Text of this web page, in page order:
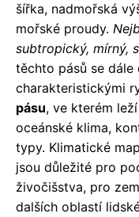
šířka, nadmořská
mořské proudy.
subtropický, mírný,
těchto pásů se
charakteristickými
pásu, ve kterém
oceánské klima,
typy. Klimatické
jsou důležité pro
živočišstva, pro
dalších oblastí